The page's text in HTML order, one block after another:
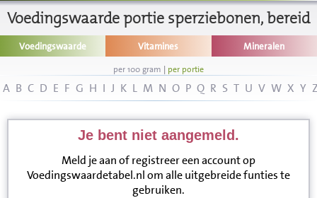
Informatie
Disclaimer
Voedingswaarde portie sperziebonen, bereid
Voedingswaarde Vitamines Mineralen
per 100 gram | per portie
A B C D E F G H I J K L M N O P Q R S T U V W X Y
Je bent niet aangemeld.
Meld je aan of registreer een account op
Voedingswaardetabel.nl om alle uitgebreide funties te
gebruiken.